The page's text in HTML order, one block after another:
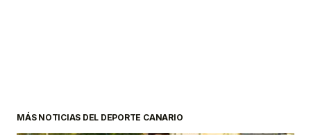
MÁS NOTICIAS DEL DEPORTE CANARIO